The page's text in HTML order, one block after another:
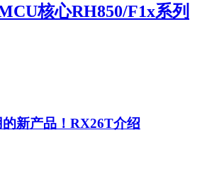
核心RH850/F1x系列
新产品！RX26T介绍